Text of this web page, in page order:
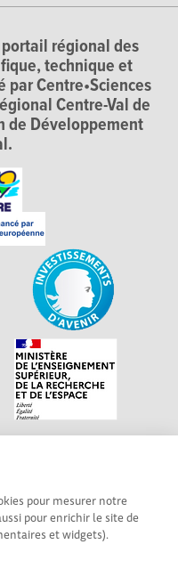
pour mesurer notre
pour enrichir le site de
et widgets).
régional des
technique et
Centre•Sciences
Centre-Val de
de Développement
: Echosciences
Propulsé par